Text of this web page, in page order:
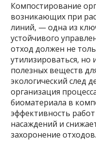
Компостирование
возникающих при
линий, — одна из
устойчивого
отход должен не
утилизироваться, но
полезных веществ
экологический след
организация
биоматериала в
эффективность
насаждений и
захоронение отходов.